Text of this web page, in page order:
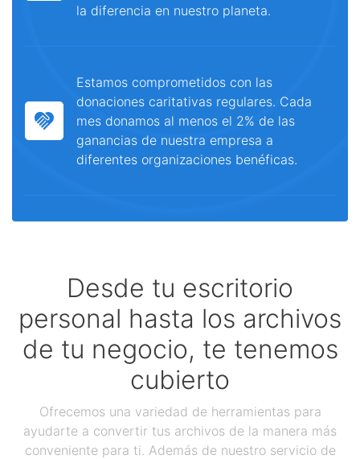
la diferencia en nuestro planeta.
Estamos comprometidos con las
donaciones caritativas regulares. Cada
mes donamos al menos el 2% de las
ganancias de nuestra empresa a
diferentes organizaciones benéficas.
Desde tu escritorio
personal hasta los archivos
de tu negocio, te tenemos
cubierto
Ofrecemos una variedad de herramientas para
ayudarte a convertir tus archivos de la manera más
conveniente para ti. Además de nuestro servicio de